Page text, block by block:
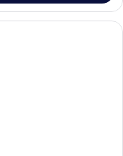
Minibar,